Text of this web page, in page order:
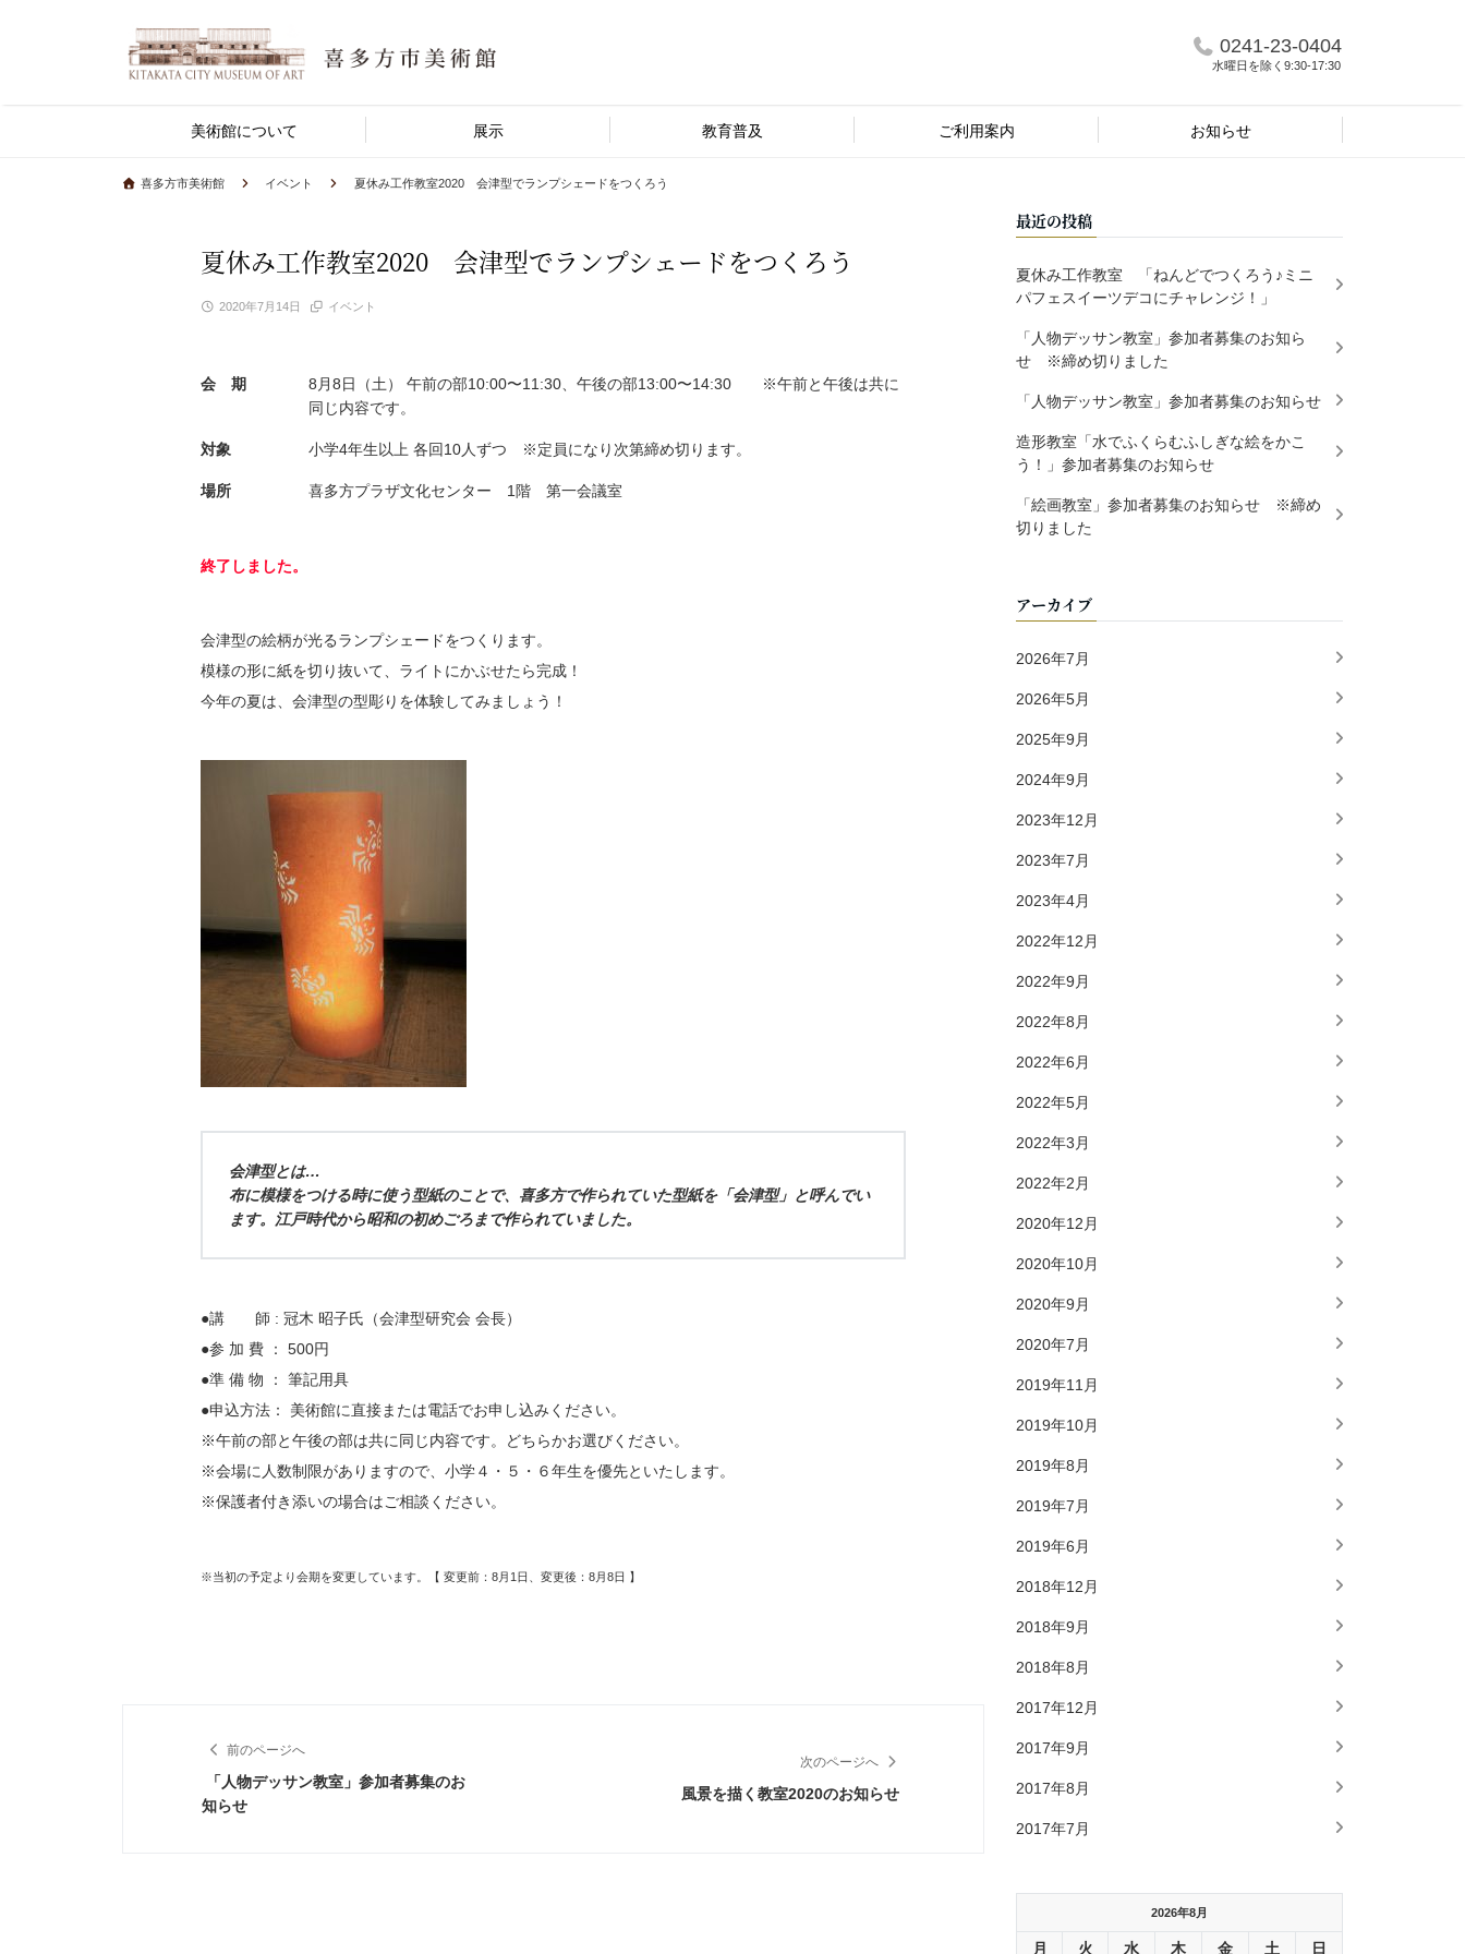
0241-23-0404
水曜日を除く9:30-17:30
美術館について 展示 教育普及 ご利用案内 お知らせ
喜多方市美術館 イベント 夏休み工作教室2020 会津型でランプシェードをつくろう
夏休み工作教室2020 会津型でランプシェードをつくろう
2020年7月14日 イベント
会 期
8月8日（土） 午前の部10:00〜11:30、午後の部13:00〜14:30 ※午前と午後は共に
同じ内容です。
対象 小学4年生以上 各回10人ずつ ※定員になり次第締め切ります。
場所 喜多方プラザ文化センター 1階 第一会議室
終了しました。
会津型の絵柄が光るランプシェードをつくります。
模様の形に紙を切り抜いて、ライトにかぶせたら完成！
今年の夏は、会津型の型彫りを体験してみましょう！
会津型とは…
布に模様をつける時に使う型紙のことで、喜多方で作られていた型紙を「会津型」と呼んでい
ます。江戸時代から昭和の初めごろまで作られていました。
●講 師 : 冠木 昭子氏（会津型研究会 会長）
●参 加 費 ： 500円
●準 備 物 ： 筆記用具
●申込方法： 美術館に直接または電話でお申し込みください。
※午前の部と午後の部は共に同じ内容です。どちらかお選びください。
※会場に人数制限がありますので、小学４・５・６年生を優先といたします。
※保護者付き添いの場合はご相談ください。
※当初の予定より会期を変更しています。【 変更前：8月1日、変更後：8月8日 】
前のページへ
「人物デッサン教室」参加者募集のお
知らせ
次のページへ
風景を描く教室2020のお知らせ
最近の投稿
夏休み工作教室 「ねんどでつくろう♪ミニ
パフェスイーツデコにチャレンジ！」
「人物デッサン教室」参加者募集のお知ら
せ ※締め切りました
「人物デッサン教室」参加者募集のお知らせ
造形教室「水でふくらむふしぎな絵をかこ
う！」参加者募集のお知らせ
「絵画教室」参加者募集のお知らせ ※締め
切りました
アーカイブ
2026年7月
2026年5月
2025年9月
2024年9月
2023年12月
2023年7月
2023年4月
2022年12月
2022年9月
2022年8月
2022年6月
2022年5月
2022年3月
2022年2月
2020年12月
2020年10月
2020年9月
2020年7月
2019年11月
2019年10月
2019年8月
2019年7月
2019年6月
2018年12月
2018年9月
2018年8月
2017年12月
2017年9月
2017年8月
2017年7月
2026年8月
月 火 水 木 金 土 日